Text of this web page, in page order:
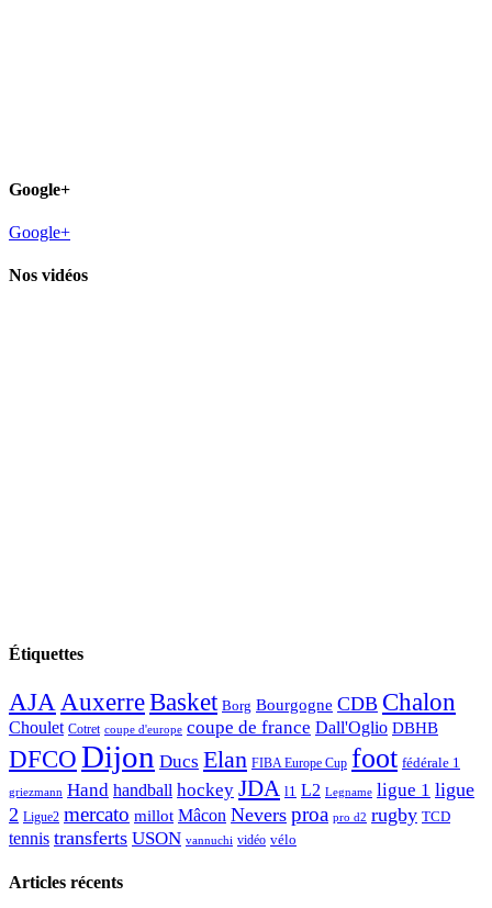
Google+
Google+
Nos vidéos
Étiquettes
AJAAuxerreBasket Borg Bourgogne CDB Chalon
Choulet Cotret coupe d'europe coupe de france Dall'Oglio DBHB
DFCODijon Ducs Elan FIBA Europe Cup foot fédérale 1
griezmann Hand handball hockey JDA l1 L2 Legname ligue 1 ligue
2 Ligue2 mercato millot Mâcon Nevers proa pro d2 rugby TCD
tennis transferts USON vannuchi vidéo vélo
Articles récents